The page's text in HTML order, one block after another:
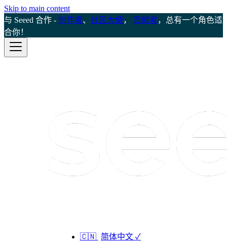
Skip to main content
与 Seeed 合作 - 创作者、 社区大使， 贡献者，总有一个角色适
合你！
🇨🇳 简体中文 ✓